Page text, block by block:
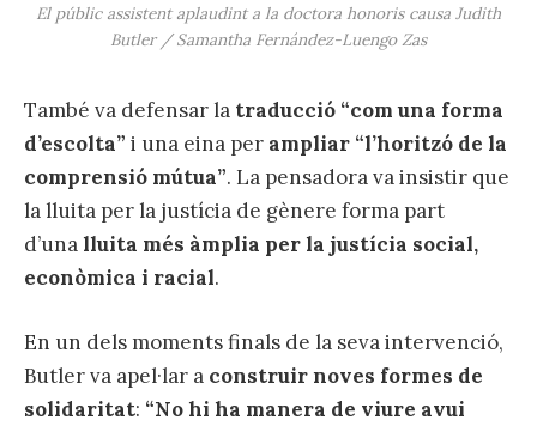
El públic assistent aplaudint a la doctora honoris causa Judith
Butler / Samantha Fernández-Luengo Zas
També va defensar la traducció “com una forma
d’escolta” i una eina per ampliar “l’horitzó de la
comprensió mútua”. La pensadora va insistir que
la lluita per la justícia de gènere forma part
d’una lluita més àmplia per la justícia social,
econòmica i racial.
En un dels moments finals de la seva intervenció,
Butler va apel·lar a construir noves formes de
solidaritat: “No hi ha manera de viure avui